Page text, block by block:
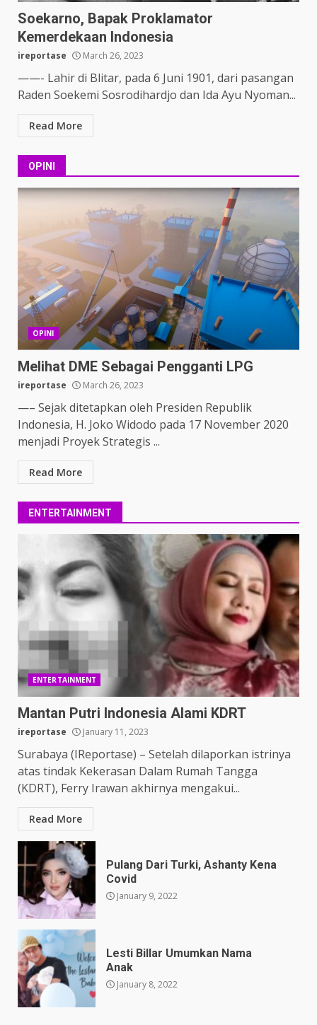
Soekarno, Bapak Proklamator
Kemerdekaan Indonesia
ireportase March 26, 2023
——- Lahir di Blitar, pada 6 Juni 1901, dari pasangan
Raden Soekemi Sosrodihardjo dan Ida Ayu Nyoman...
Read More
OPINI
OPINI
Melihat DME Sebagai Pengganti LPG
ireportase March 26, 2023
—– Sejak ditetapkan oleh Presiden Republik
Indonesia, H. Joko Widodo pada 17 November 2020
menjadi Proyek Strategis ...
Read More
ENTERTAINMENT
ENTERTAINMENT
Mantan Putri Indonesia Alami KDRT
ireportase January 11, 2023
Surabaya (IReportase) – Setelah dilaporkan istrinya
atas tindak Kekerasan Dalam Rumah Tangga
(KDRT), Ferry Irawan akhirnya mengakui...
Read More
Pulang Dari Turki, Ashanty Kena
Covid
January 9, 2022
Lesti Billar Umumkan Nama
Anak
January 8, 2022